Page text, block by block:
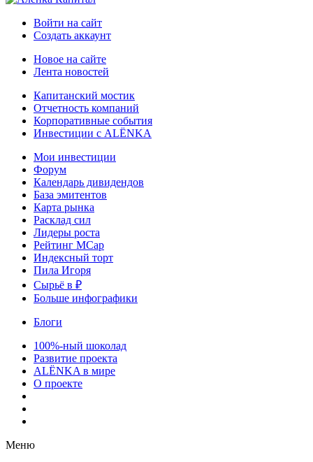
Войти на сайт
Создать аккаунт
Новое на сайте
Лента новостей
Капитанский мостик
Отчетность компаний
Корпоративные события
Инвестиции с ALЁNKA
Мои инвестиции
Форум
Календарь дивидендов
База эмитентов
Карта рынка
Расклад сил
Лидеры роста
Рейтинг MCap
Индексный торт
Пила Игоря
Сырьё в ₽
Больше инфографики
Блоги
100%-ный шоколад
Развитие проекта
ALЁNKA в мире
О проекте
Меню